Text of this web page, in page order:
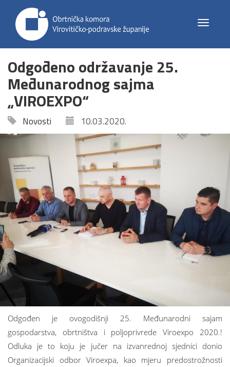
Toggle
Odgođeno održavanje 25.
Međunarodnog sajma
„VIROEXPO“
Novosti 10.03.2020.
Odgođen je ovogodišnji 25. Međunarodni sajam
gospodarstva, obrtništva i poljoprivrede Viroexpo 2020.!
Odluka je to koju je jučer na izvanrednoj sjednici donio
Organizacijski odbor Viroexpa, kao mjeru predostrožnosti